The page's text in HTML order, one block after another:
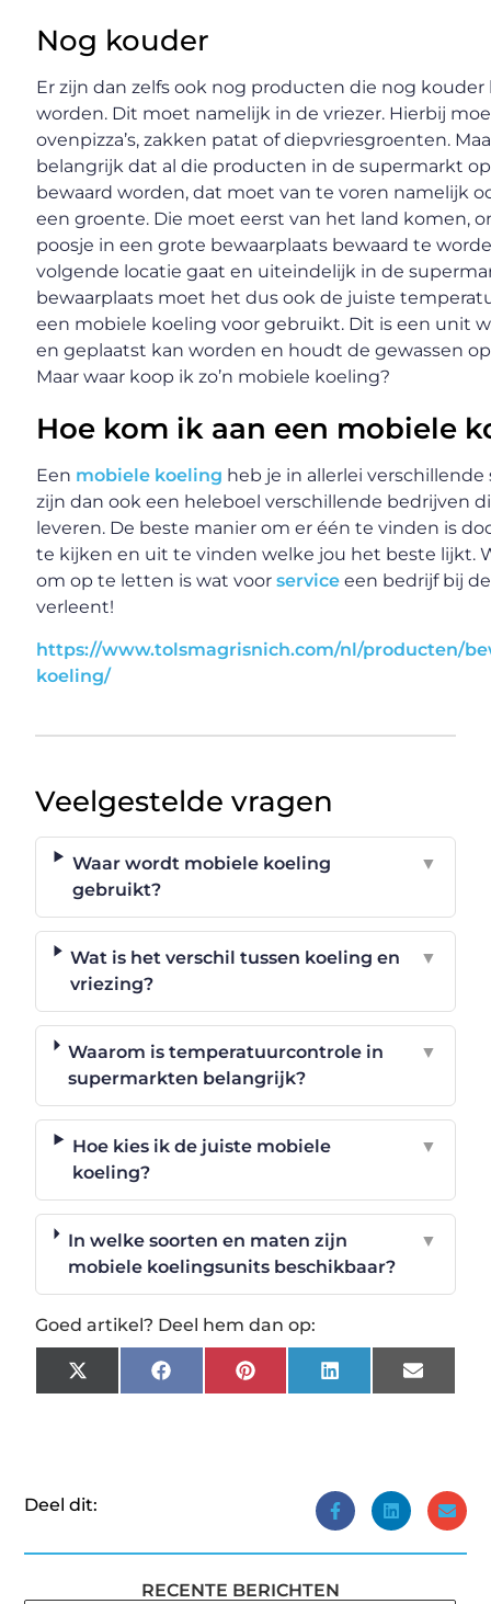
Nog kouder
Er zijn dan zelfs ook nog producten die nog
worden. Dit moet namelijk in de vriezer. Hierbij
ovenpizza’s, zakken patat of diepvriesgroenten.
belangrijk dat al die producten in de supermarkt
bewaard worden, dat moet van te voren namelijk
een groente. Die moet eerst van het land komen,
poosje in een grote bewaarplaats bewaard te
volgende locatie gaat en uiteindelijk in de
bewaarplaats moet het dus ook de juiste
een mobiele koeling voor gebruikt. Dit is een unit
en geplaatst kan worden en houdt de gewassen
Maar waar koop ik zo’n mobiele koeling?
Hoe kom ik aan een mobiele
Een mobiele koeling heb je in allerlei
zijn dan ook een heleboel verschillende bedrijven
leveren. De beste manier om er één te vinden is
te kijken en uit te vinden welke jou het beste lijkt.
om op te letten is wat voorserviceeen bedrijf bij
verleent!
https://www.tolsmagrisnich.com/nl/producten/
koeling/
Veelgestelde vragen
Waar wordt mobiele koeling
gebruikt?
▼
Wat is het verschil tussen koeling en
vriezing?
▼
Waarom is temperatuurcontrole in
supermarkten belangrijk?
▼
Hoe kies ik de juiste mobiele
koeling?
▼
In welke soorten en maten zijn
mobiele koelingsunits beschikbaar?
▼
Goed artikel? Deel hem dan op:
X
(Twitter)
FacebookPinterestLinkedInEmail
Deel dit:
RECENTE BERICHTEN